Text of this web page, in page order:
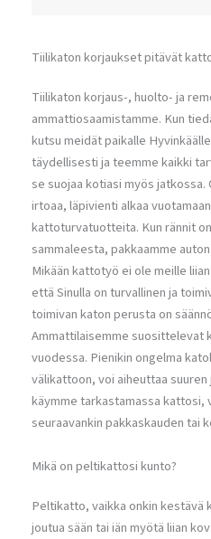
Tiilikaton korjaukset pitävät
Tiilikaton korjaus-, huolto- ja
ammattiosaamistamme. Kun
kutsu meidät paikalle
täydellisesti ja teemme kaikki
se suojaa kotiasi myös
irtoaa, läpivienti alkaa
kattoturvatuotteita. Kun rännit
sammaleesta, pakkaamme
Mikään kattotyö ei ole meille
että Sinulla on turvallinen ja
toimivan katon perusta on
Ammattilaisemme suosittelevat
vuodessa. Pienikin ongelma
välikattoon, voi aiheuttaa suuren
käymme tarkastamassa kattosi,
seuraavankin pakkaskauden tai
Mikä on peltikattosi kunto?
Peltikatto, vaikka onkin kestävä
joutua sään tai iän myötä liian